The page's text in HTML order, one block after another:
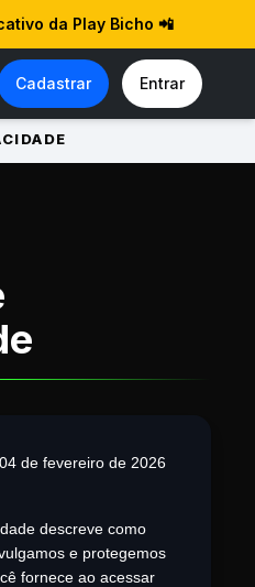
da Play Bicho 📲
Cadastrar Entrar
04 de fevereiro de 2026
descreve como
e protegemos
fornece ao acessar